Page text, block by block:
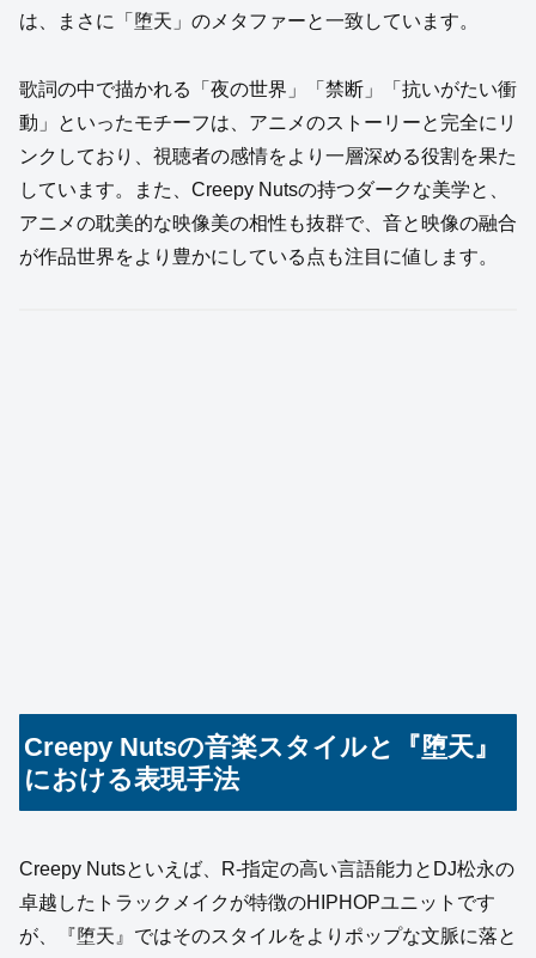
は、まさに「堕天」のメタファーと一致しています。
歌詞の中で描かれる「夜の世界」「禁断」「抗いがたい衝
動」といったモチーフは、アニメのストーリーと完全にリ
ンクしており、視聴者の感情をより一層深める役割を果た
しています。また、Creepy Nutsの持つダークな美学と、
アニメの耽美的な映像美の相性も抜群で、音と映像の融合
が作品世界をより豊かにしている点も注目に値します。
Creepy Nutsの音楽スタイルと『堕天』
における表現手法
Creepy Nutsといえば、R-指定の高い言語能力とDJ松永の
卓越したトラックメイクが特徴のHIPHOPユニットです
が、『堕天』ではそのスタイルをよりポップな文脈に落と